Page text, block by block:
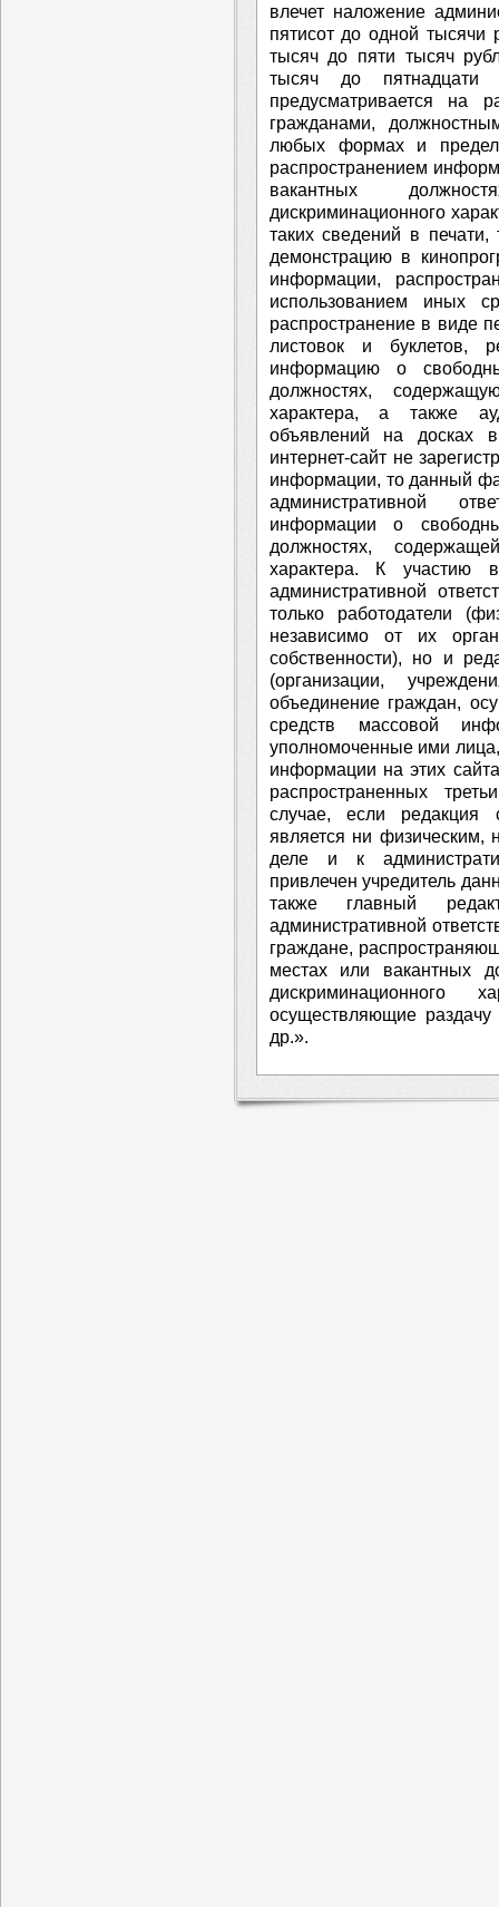
влечет наложение
пятисот до одной тысячи
тысяч до пяти тысяч
тысяч до пятнадцати
предусматривается на
гражданами,
любых формах и
распространением
вакантных
дискриминационного
таких сведений в
демонстрацию в
информации,
использованием иных
распространение в виде
листовок и буклетов,
информацию о
должностях,
характера, а также
объявлений на досках
интернет-сайт не
информации, то данный
административной
информации о
должностях,
характера. К участию
административной
только работодатели
независимо от их
собственности), но и
(организации,
объединение граждан,
средств массовой
уполномоченные ими
информации на этих
распространенных
случае, если редакция
является ни физическим,
деле и к
привлечен учредитель
также главный
административной
граждане,
местах или вакантных
дискриминационного
осуществляющие
др.».